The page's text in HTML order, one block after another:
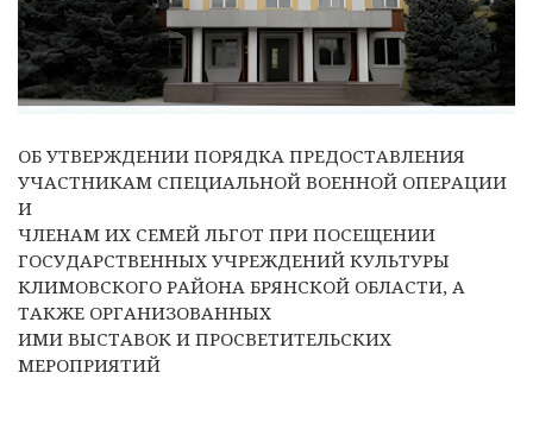
ОБ УТВЕРЖДЕНИИ ПОРЯДКА ПРЕДОСТАВЛЕНИЯ
УЧАСТНИКАМ СПЕЦИАЛЬНОЙ ВОЕННОЙ ОПЕРАЦИИ
И
ЧЛЕНАМ ИХ СЕМЕЙ ЛЬГОТ ПРИ ПОСЕЩЕНИИ
ГОСУДАРСТВЕННЫХ УЧРЕЖДЕНИЙ КУЛЬТУРЫ
КЛИМОВСКОГО РАЙОНА БРЯНСКОЙ ОБЛАСТИ, А
ТАКЖЕ ОРГАНИЗОВАННЫХ
ИМИ ВЫСТАВОК И ПРОСВЕТИТЕЛЬСКИХ
МЕРОПРИЯТИЙ